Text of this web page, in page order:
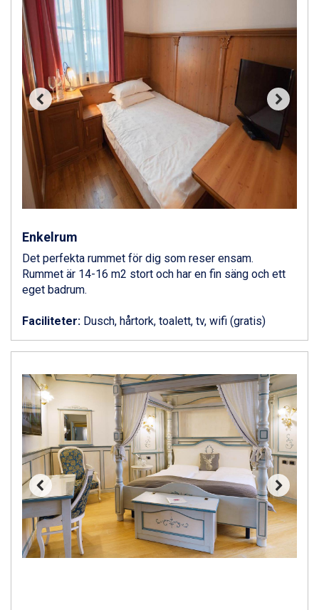
Ponte di Legno från 7.395 kr.
Bad Gastein från 6.295 kr.
Sauze dOulx från 6.145 kr.
Alleghe från 8.545 kr.
Arabba från 11.045 kr.
La Thuile från 7.045 kr.
Cervinia från 8.245 kr.
Bad Hofgastein från 8.595 kr.
Passo Tonale från 5.895 kr.
Saalbach från 9.445 kr.
Sölden från 12.995 kr.
Champoluc från 5.945 kr.
Sestriere från 6.945 kr.
Fieberbrunn från 9.645 kr.
Ischgl från 11.295 kr.
Val Thorens från 8.395 kr.
St. Anton från 11.245 kr.
Zell am See från 6.295 kr.
Livigno från 5.595 kr.
Ponte di Legno från 7.395 kr.
Bad Gastein från 6.295 kr.
Alleghe från 8.545 kr.
Arabba från 11.045 kr.
La Thuile från 7.045 kr.
Cervinia från 8.245 kr.
Bad Hofgastein från 8.595 kr.
Passo Tonale från 5.895 kr.
Saalbach från 9.445 kr.
Sölden från 12.995 kr.
Champoluc från 5.945 kr.
Sestriere från 6.945 kr.
Wagrain från 7.095 kr.
Fieberbrunn från 9.645 kr.
Enkelrum
Det perfekta rummet för dig som reser ensam.
Rummet är 14-16 m2 stort och har en fin säng och ett
eget badrum.
Faciliteter: Dusch, hårtork, toalett, tv, wifi (gratis)